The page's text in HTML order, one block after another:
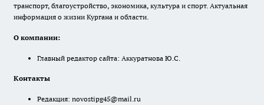
транспорт, благоустройство, экономика, культура и спорт. Актуальная
информация о жизни Кургана и области.
О компании:
Главный редактор сайта: Аккуратнова Ю.С.
Контакты
Редакция: novostipg45@mail.ru